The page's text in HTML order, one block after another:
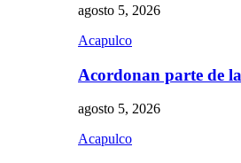
agosto 5, 2026
Acapulco
Acordonan parte de
agosto 5, 2026
Acapulco